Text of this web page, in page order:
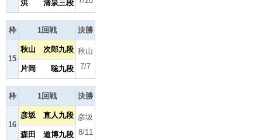
洪 清泉三段
枠 1回戦 決勝
15
秋山 次郎九段 秋山
7/7
片岡 聡九段
枠 1回戦 決勝
16
彦坂 直人九段 彦坂
8/11
森田 道博九段